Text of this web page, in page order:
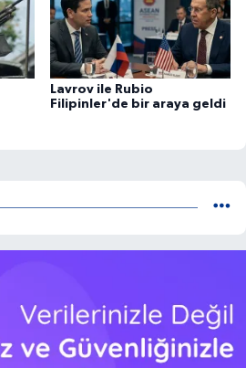
Lavrov ile Rubio
Filipinler'de bir araya geldi